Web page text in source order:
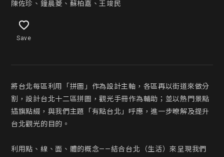
陳佐珍、鐘晨菱、蘇柏嘉、王竣民
Save
將台北每區利用「拼圖」作為設計主軸，各區再以街道來做分
割，設計台北十二區拼圖，觀光手冊作為輔助；並以熱門景點
插旗點綴，與我們主題「有點台北」呼應，進一步暸解及提升
台北觀光的目的。
利用點、線、面、體的概念——結合台北（生活）來呈現我們